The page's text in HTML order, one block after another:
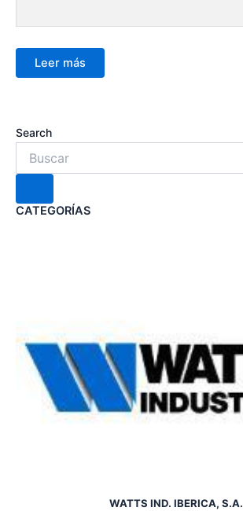
Leer más
Search
CATEGORÍAS
WATTS IND. IBERICA, S.A.